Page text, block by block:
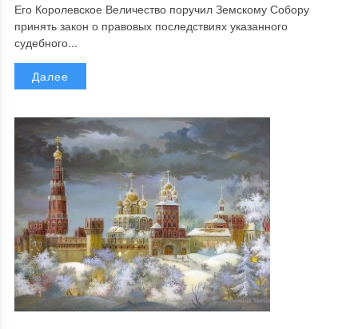
Его Королевское Величество поручил Земскому Собору
принять закон о правовых последствиях указанного
судебного...
Далее